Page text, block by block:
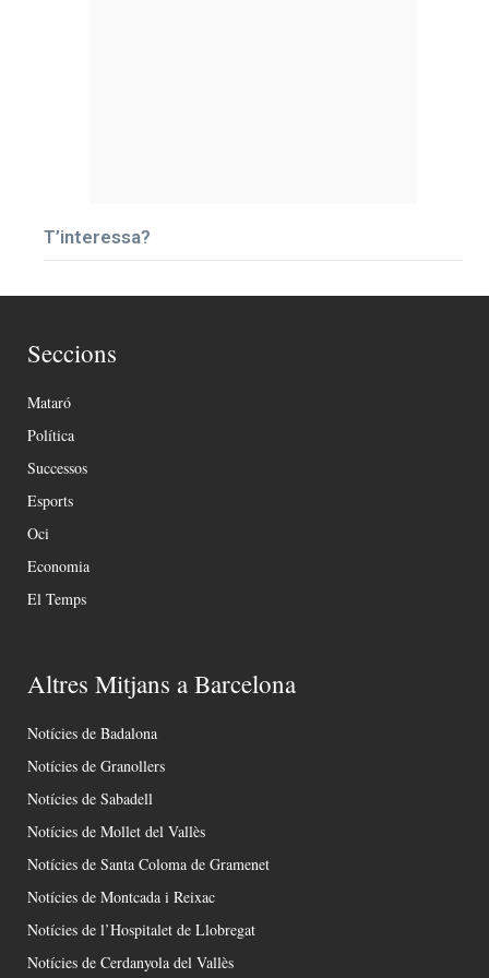
T’interessa?
Seccions
Mataró
Política
Successos
Esports
Oci
Economia
El Temps
Altres Mitjans a Barcelona
Notícies de Badalona
Notícies de Granollers
Notícies de Sabadell
Notícies de Mollet del Vallès
Notícies de Santa Coloma de Gramenet
Notícies de Montcada i Reixac
Notícies de l’Hospitalet de Llobregat
Notícies de Cerdanyola del Vallès